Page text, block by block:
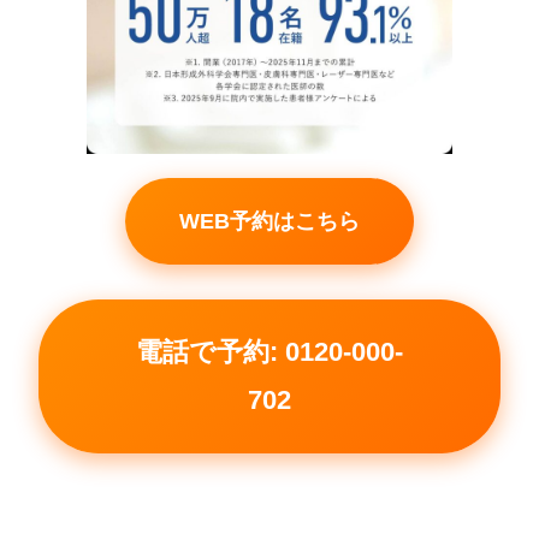
WEB予約はこちら
電話で予約: 0120-000-
702